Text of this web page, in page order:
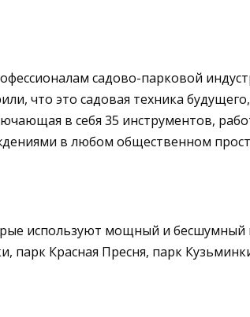
садово-парковой
что это садовая техника
в себя 35 инструментов,
в любом общественном
используют мощный и бесшумный
парк Красная Пресня, парк